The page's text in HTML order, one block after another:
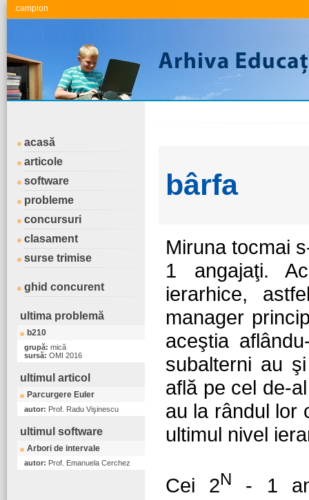
.campion
acasă
articole
software
probleme
concursuri
clasament
surse trimise
ghid concurent
ultima problemă
b210
grupă: mică
sursă: OMI 2016
ultimul articol
Parcurgere Euler
autor: Prof. Radu Vişinescu
ultimul software
Arbori de intervale
autor: Prof. Emanuela Cerchez
bârfa
Miruna tocmai
1 angajaţi.
ierarhice,
manager
aceştia
subalterni au
află pe cel de-
au la rândul lor
ultimul nivel
Cei 2N
- 1